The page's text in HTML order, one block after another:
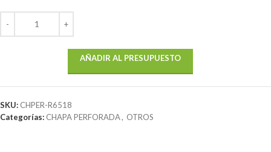
AÑADIR AL PRESUPUESTO
SKU: CHPER-R6518
Categorías: CHAPA PERFORADA, OTROS